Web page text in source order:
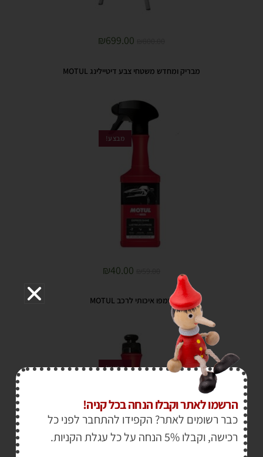
₪699.00
מבריק ומחדש משטחי צבע דיטיילינג MOTUL
מבצע!
₪40.00
שמפו איכותי לרכב MOTUL
מבצע!
הרשמו לאתר וקבלו הנחה בכל קניה!
כבר רשומים לאתר? הקפידו להתחבר לפני כל
רכישה, וקבלו 5% הנחה על כל עגלת הקניות.